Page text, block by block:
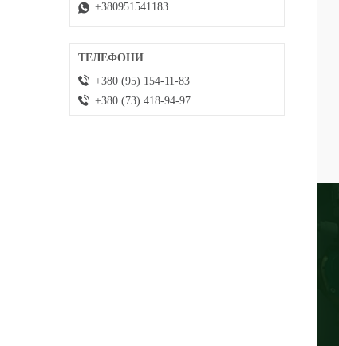
+380951541183
+380 (95) 154-11-83
+380 (73) 418-94-97